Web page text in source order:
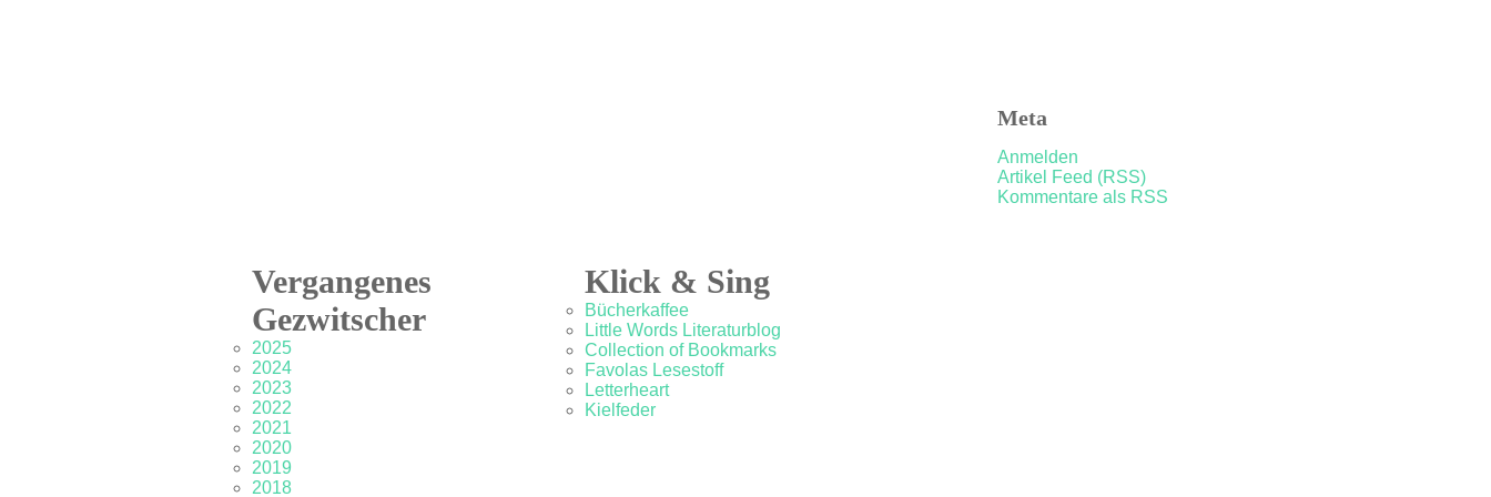
Meta
Anmelden
Artikel Feed (RSS)
Kommentare als RSS
Vergangenes
Gezwitscher
2025
2024
2023
2022
2021
2020
2019
2018
Klick & Sing
Bücherkaffee
Little Words Literaturblog
Collection of Bookmarks
Favolas Lesestoff
Letterheart
Kielfeder